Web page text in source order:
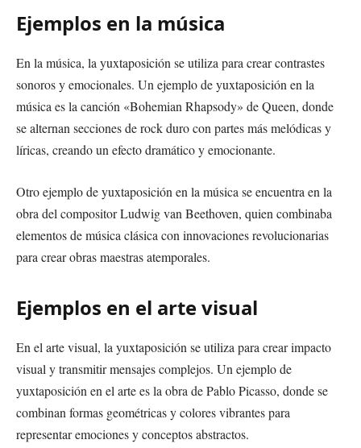
Ejemplos en la música
En la música, la yuxtaposición se utiliza para crear contrastes
sonoros y emocionales. Un ejemplo de yuxtaposición en la
música es la canción «Bohemian Rhapsody» de Queen, donde
se alternan secciones de rock duro con partes más melódicas y
líricas, creando un efecto dramático y emocionante.
Otro ejemplo de yuxtaposición en la música se encuentra en la
obra del compositor Ludwig van Beethoven, quien combinaba
elementos de música clásica con innovaciones revolucionarias
para crear obras maestras atemporales.
Ejemplos en el arte visual
En el arte visual, la yuxtaposición se utiliza para crear impacto
visual y transmitir mensajes complejos. Un ejemplo de
yuxtaposición en el arte es la obra de Pablo Picasso, donde se
combinan formas geométricas y colores vibrantes para
representar emociones y conceptos abstractos.